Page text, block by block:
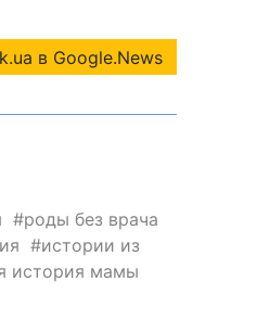
в Google.News
роды без врача
истории из
история мамы